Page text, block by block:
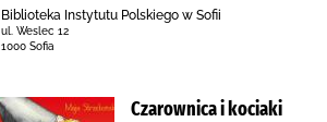
Biblioteka Instytutu Polskiego w Sofii
ul. Weslec 12
1000 Sofia
Czarownica i kociaki